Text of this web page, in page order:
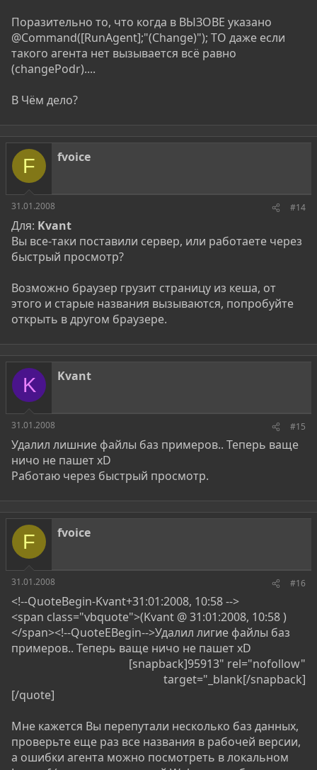
Поразительно то, что когда в ВЫЗОВЕ указано
@Command([RunAgent];"(Change)"); ТО даже если
такого агента нет вызывается всё равно
(changePodr)....
В Чём дело?
F fvoice
31.01.2008 #14
Для: Kvant
Вы все-таки поставили сервер, или работаете через
быстрый просмотр?
Возможно браузер грузит страницу из кеша, от
этого и старые названия вызываются, попробуйте
открыть в другом браузере.
K Kvant
31.01.2008 #15
Удалил лишние файлы баз примеров.. Теперь ваще
ничо не пашет xD
Работаю через быстрый просмотр.
F fvoice
31.01.2008 #16
<!--QuoteBegin-Kvant+31:01:2008, 10:58 -->
<span class="vbquote">(Kvant @ 31:01:2008, 10:58 )
</span><!--QuoteEBegin-->Удалил лигие файлы баз
примеров.. Теперь ваще ничо не пашет xD
[snapback]95913" rel="nofollow"
target="_blank[/snapback]​
[/quote]
Мне кажется Вы перепутали несколько баз данных,
проверьте еще раз все названия в рабочей версии,
а ошибки агента можно посмотреть в локальном